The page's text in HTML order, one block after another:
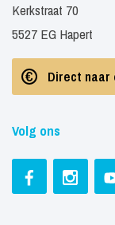
Kerkstraat 70
5527 EG Hapert
Direct
Volg ons